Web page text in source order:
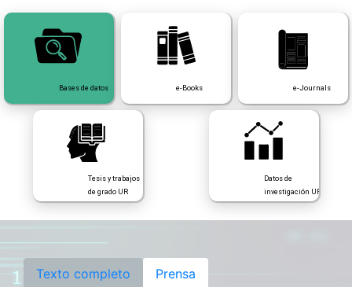
Bases de datos e-Books e-Journals
Tesis y trabajos
de grado UR
Datos de
investigación UR
Texto completo Prensa